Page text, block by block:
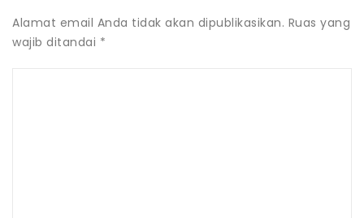
Alamat email Anda tidak akan dipublikasikan. Ruas yang
wajib ditandai *